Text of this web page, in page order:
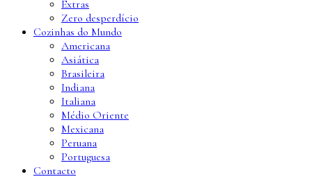
Extras
Zero desperdício
Cozinhas do Mundo
Americana
Asiática
Brasileira
Indiana
Italiana
Médio Oriente
Mexicana
Peruana
Portuguesa
Contacto